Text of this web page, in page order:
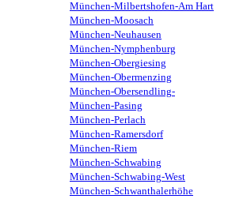
München-Milbertshofen-Am Hart
München-Moosach
München-Neuhausen
München-Nymphenburg
München-Obergiesing
München-Obermenzing
München-Obersendling-
München-Pasing
München-Perlach
München-Ramersdorf
München-Riem
München-Schwabing
München-Schwabing-West
München-Schwanthalerhöhe